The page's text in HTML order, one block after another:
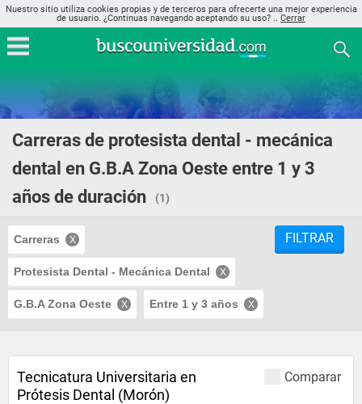
Nuestro sitio utiliza cookies propias y de terceros para ofrecerte una mejor experiencia
de usuario. ¿Continuas navegando aceptando su uso? .. Cerrar
Carreras de protesista dental - mecánica
dental en G.B.A Zona Oeste entre 1 y 3
años de duración
(1)
Carreras
Protesista Dental - Mecánica Dental
G.B.A Zona Oeste Entre 1 y 3 años
FILTRAR
Comparar
Tecnicatura Universitaria en
Prótesis Dental (Morón)